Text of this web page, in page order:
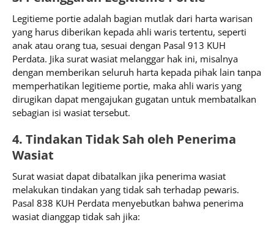
Legitieme portie adalah bagian mutlak dari harta warisan
yang harus diberikan kepada ahli waris tertentu, seperti
anak atau orang tua, sesuai dengan Pasal 913 KUH
Perdata. Jika surat wasiat melanggar hak ini, misalnya
dengan memberikan seluruh harta kepada pihak lain tanpa
memperhatikan legitieme portie, maka ahli waris yang
dirugikan dapat mengajukan gugatan untuk membatalkan
sebagian isi wasiat tersebut.
4. Tindakan Tidak Sah oleh Penerima
Wasiat
Surat wasiat dapat dibatalkan jika penerima wasiat
melakukan tindakan yang tidak sah terhadap pewaris.
Pasal 838 KUH Perdata menyebutkan bahwa penerima
wasiat dianggap tidak sah jika: